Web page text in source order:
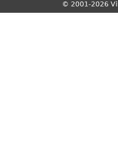
h
© 2001-2026